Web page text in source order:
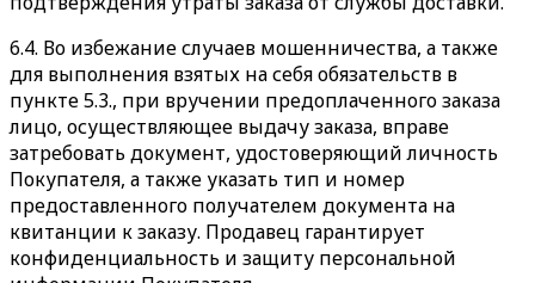
6.4. Во избежание случаев мошенничества, а также
для выполнения взятых на себя обязательств в
пункте 5.3., при вручении предоплаченного заказа
лицо, осуществляющее выдачу заказа, вправе
затребовать документ, удостоверяющий личность
Покупателя, а также указать тип и номер
предоставленного получателем документа на
квитанции к заказу. Продавец гарантирует
конфиденциальность и защиту персональной